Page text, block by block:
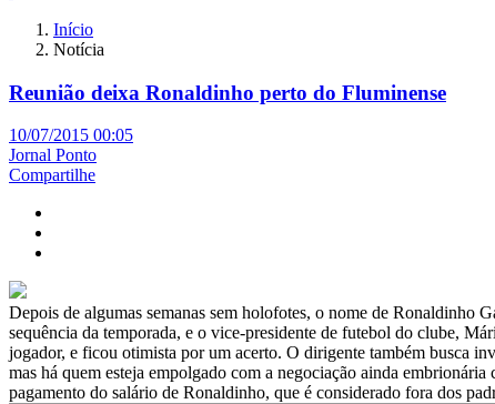
Início
Notícia
Reunião deixa Ronaldinho perto do Fluminense
10/07/2015 00:05
Jornal Ponto
Compartilhe
Depois de algumas semanas sem holofotes, o nome de Ronaldinho
sequência da temporada, e o vice-presidente de futebol do clube,
jogador, e ficou otimista por um acerto. O dirigente também busca
mas há quem esteja empolgado com a negociação ainda
pagamento do salário de Ronaldinho, que é considerado fora dos